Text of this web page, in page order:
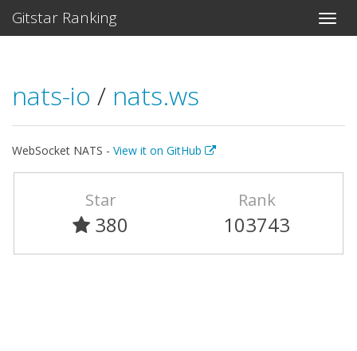
Gitstar Ranking
nats-io / nats.ws
WebSocket NATS - View it on GitHub
Star
380
Rank
103743